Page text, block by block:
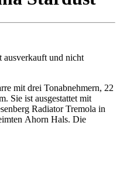
ausverkauft und nicht
mit drei Tonabnehmern, 22
Sie ist ausgestattet mit
Radiator Tremola in
Ahorn Hals. Die